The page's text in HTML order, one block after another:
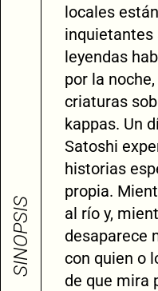
SINOPSIS
locales
inquietantes
leyendas
por la
criaturas
kappas. Un
Satoshi
historias
propia.
al río y,
desaparece
con quien o
de que mira